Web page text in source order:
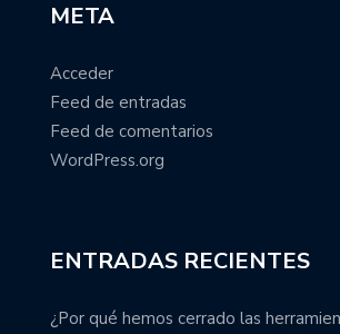
META
Acceder
Feed de entradas
Feed de comentarios
WordPress.org
ENTRADAS RECIENTES
¿Por qué hemos cerrado las